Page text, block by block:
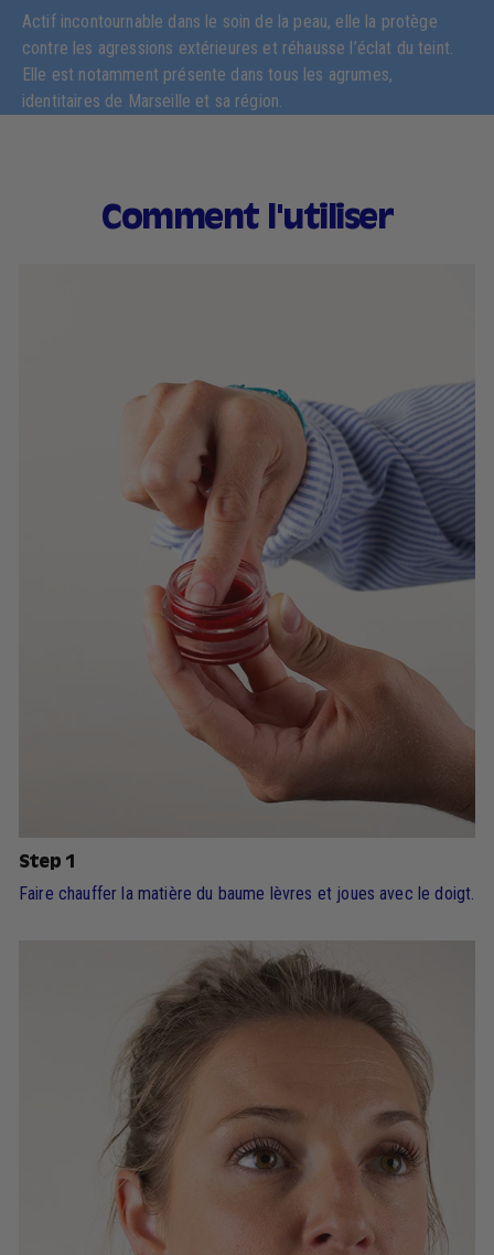
Actif incontournable dans le soin de la peau, elle la protège
contre les agressions extérieures et réhausse l’éclat du teint.
Elle est notamment présente dans tous les agrumes,
identitaires de Marseille et sa région.
Comment l'utiliser
Step 1
Faire chauffer la matière du baume lèvres et joues avec le doigt.